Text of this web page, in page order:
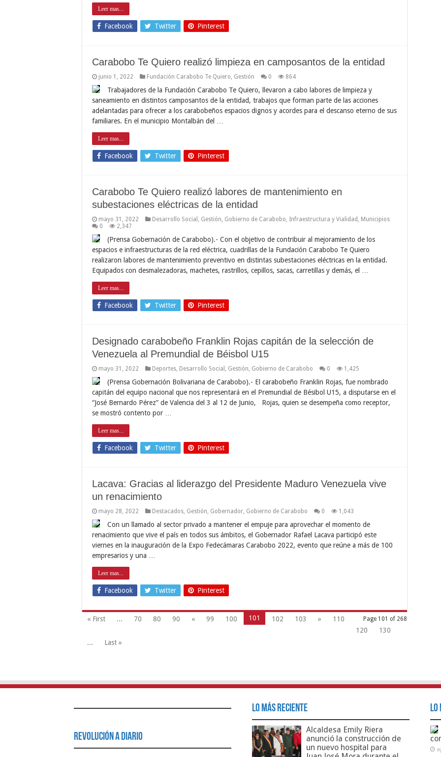
Leer mas...
Facebook Twitter Pinterest
Carabobo Te Quiero realizó limpieza en camposantos de la entidad
junio 1, 2022 Fundación Carabobo Te Quiero Gestión 0 864
Trabajadores de la Fundación Carabobo Te Quiero, llevaron a cabo labores de limpieza y
saneamiento en distintos camposantos de la entidad, trabajos que forman parte de las acciones
adelantadas para ofrecer a los carabobeños espacios dignos y acordes para el descanso eterno de sus
familiares. En el municipio Montalbán del …
Leer mas...
Facebook Twitter Pinterest
Carabobo Te Quiero realizó labores de mantenimiento en
subestaciones eléctricas de la entidad
mayo 31, 2022 Desarrollo Social Gestión Gobierno de Carabobo Infraestructura y Vialidad
Municipios
0
2,347
(Prensa Gobernación de Carabobo).- Con el objetivo de contribuir al mejoramiento de los
espacios e infraestructuras de la red eléctrica, cuadrillas de la Fundación Carabobo Te Quiero
realizaron labores de mantenimiento preventivo en distintas subestaciones eléctricas en la entidad.
Equipados con desmalezadoras, machetes, rastrillos, cepillos, sacas, carretillas y demás, el …
Leer mas...
Facebook Twitter Pinterest
Designado carabobeño Franklin Rojas capitán de la selección de
Venezuela al Premundial de Béisbol U15
mayo 31, 2022 Deportes Desarrollo Social Gestión Gobierno de Carabobo 0 1,425
(Prensa Gobernación Bolivariana de Carabobo).- El carabobeño Franklin Rojas, fue nombrado
capitán del equipo nacional que nos representará en el Premundial de Bésibol U15, a disputarse en el
“José Bernardo Pérez” de Valencia del 3 al 12 de Junio, Rojas, quien se desempeña como receptor,
se mostró contento por …
Leer mas...
Facebook Twitter Pinterest
Lacava: Gracias al liderazgo del Presidente Maduro Venezuela vive
un renacimiento
mayo 28, 2022 Destacados Gestión Gobernador Gobierno de Carabobo 0 1,043
Con un llamado al sector privado a mantener el empuje para aprovechar el momento de
renacimiento que vive el país en todos sus ámbitos, el Gobernador Rafael Lacava participó este
viernes en la inauguración de la Expo Fedecámaras Carabobo 2022, evento que reúne a más de 100
empresarios y una …
Leer mas...
Facebook Twitter Pinterest
Page 101 of 268
« First ... 70 80 90 « 99 100 101 102 103 »
110
120
130
...
Last »
Revolución a Diario
Lo Más Reciente
Alcaldesa Emily Riera
anunció la construcción de
un nuevo hospital para